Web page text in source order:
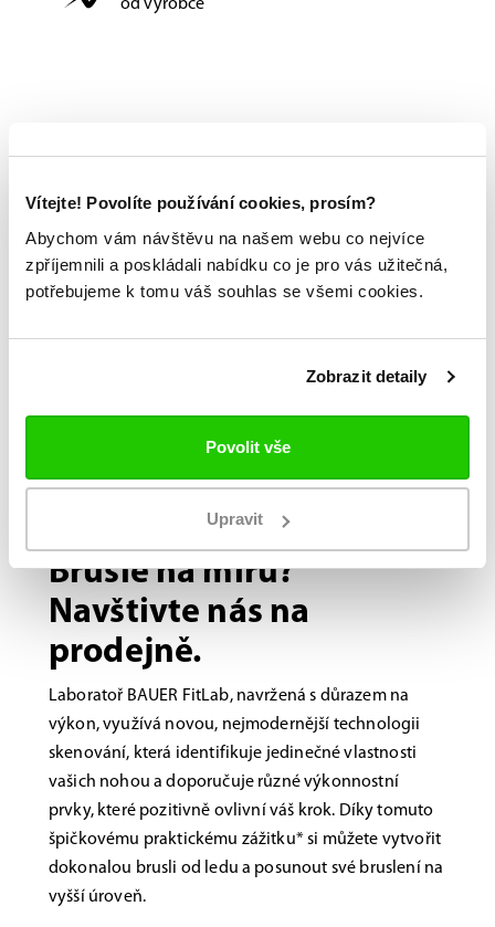
Vítejte! Povolíte používání cookies, prosím?
Abychom vám návštěvu na našem webu co nejvíce
zpříjemnili a poskládali nabídku co je pro vás užitečná,
potřebujeme k tomu váš souhlas se všemi cookies.
Zobrazit detaily
Povolit vše
Upravit
od výrobce
Brusle na míru?
Navštivte nás na
prodejně.
Laboratoř BAUER FitLab, navržená s důrazem na
výkon, využívá novou, nejmodernější technologii
skenování, která identifikuje jedinečné vlastnosti
vašich nohou a doporučuje různé výkonnostní
prvky, které pozitivně ovlivní váš krok. Díky tomuto
špičkovému praktickému zážitku* si můžete vytvořit
dokonalou brusli od ledu a posunout své bruslení na
vyšší úroveň.